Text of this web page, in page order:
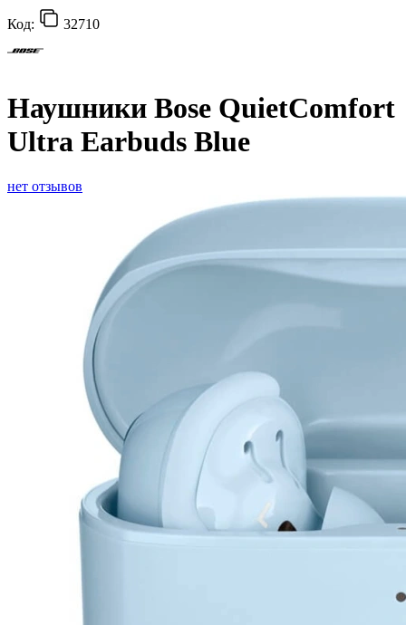
Код: 32710
Наушники Bose QuietComfort
Ultra Earbuds Blue
нет отзывов